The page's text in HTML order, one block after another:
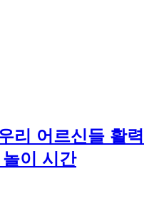
리 어르신들 활력
이 시간